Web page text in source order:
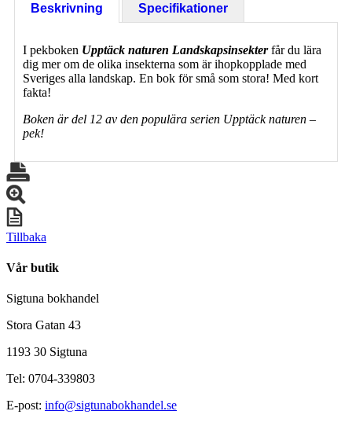
Beskrivning
Specifikationer
I pekboken Upptäck naturen Landskapsinsekterfår du lära
dig mer om de olika insekterna som är ihopkopplade med
Sveriges alla landskap. En bok för små som stora! Med kort
fakta!
Boken är del 12 av den populära serien Upptäck naturen –
pek!
Tillbaka
Vår butik
Sigtuna bokhandel
Stora Gatan 43
1193 30 Sigtuna
Tel: 0704-339803
E-post: info@sigtunabokhandel.se